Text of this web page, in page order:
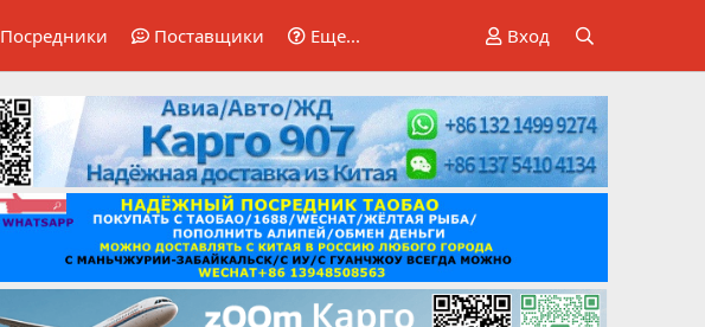
Посредники Поставщики Еще... Вход